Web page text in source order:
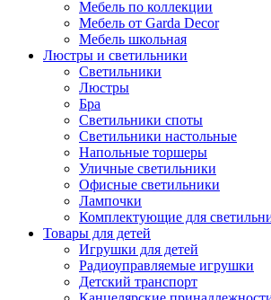
Мебель по коллекции
Мебель от Garda Decor
Мебель школьная
Люстры и светильники
Светильники
Люстры
Бра
Светильники споты
Светильники настольные
Напольные торшеры
Уличные светильники
Офисные светильники
Лампочки
Комплектующие для
Товары для детей
Игрушки для детей
Радиоуправляемые игрушки
Детский транспорт